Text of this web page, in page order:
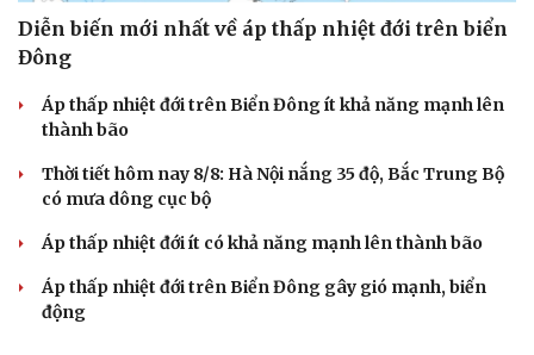
Diễn biến mới nhất về áp thấp nhiệt đới trên biển
Đông
Áp thấp nhiệt đới trên Biển Đông ít khả năng mạnh lên
thành bão
Thời tiết hôm nay 8/8: Hà Nội nắng 35 độ, Bắc Trung Bộ
có mưa dông cục bộ
Áp thấp nhiệt đới ít có khả năng mạnh lên thành bão
Áp thấp nhiệt đới trên Biển Đông gây gió mạnh, biển
động